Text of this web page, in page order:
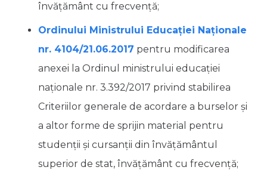
învăţământ cu frecvenţă;
Ordinului Ministrului Educației Naționale
nr. 4104/21.06.2017 pentru modificarea
anexei la Ordinul ministrului educaţiei
naţionale nr. 3.392/2017 privind stabilirea
Criteriilor generale de acordare a burselor şi
a altor forme de sprijin material pentru
studenţii şi cursanţii din învăţământul
superior de stat, învăţământ cu frecvenţă;